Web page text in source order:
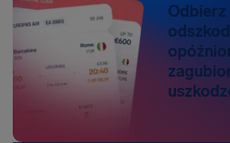
Odbierz